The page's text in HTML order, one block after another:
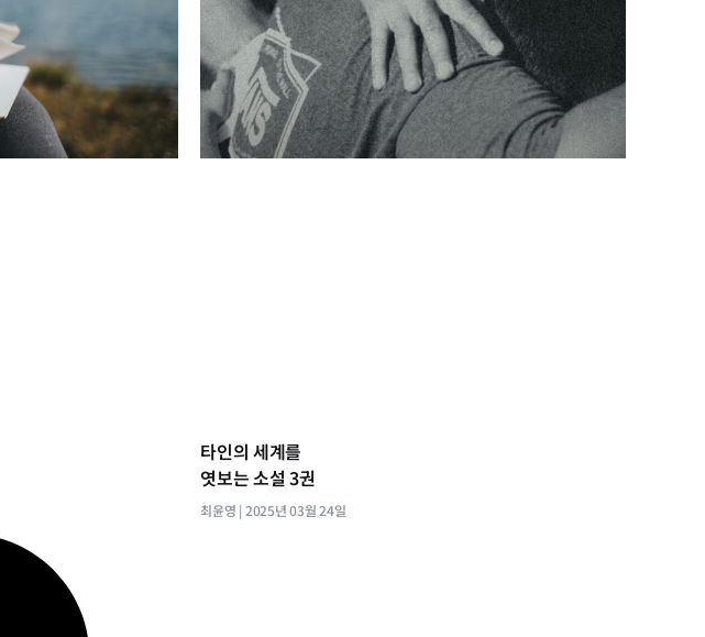
타인의 세계를
엿보는 소설 3권
최윤영 2025년 03월 24일